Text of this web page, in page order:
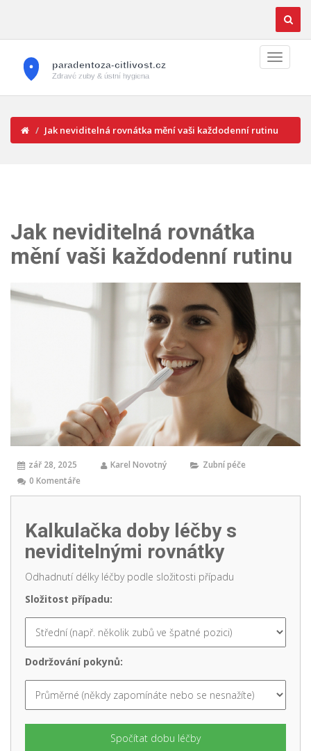
Jak neviditelná rovnátka mění vaši každodenní rutinu
Jak neviditelná rovnátka
mění vaši každodenní rutinu
zář 28, 2025 Karel Novotný
Zubní péče
0 Komentáře
Kalkulačka doby léčby s
neviditelnými rovnátky
Odhadnutí délky léčby podle složitosti případu
Složitost případu:
Dodržování pokynů:
Spočítat dobu léčby